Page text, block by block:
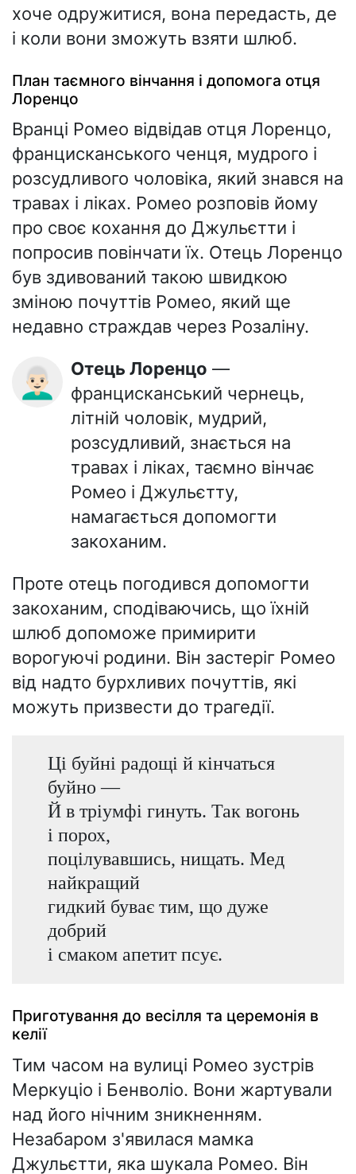
хоче одружитися, вона передасть, де
і коли вони зможуть взяти шлюб.
План таємного вінчання і допомога отця
Лоренцо
Вранці Ромео відвідав отця Лоренцо,
францисканського ченця, мудрого і
розсудливого чоловіка, який знався на
травах і ліках. Ромео розповів йому
про своє кохання до Джульєтти і
попросив повінчати їх. Отець Лоренцо
був здивований такою швидкою
зміною почуттів Ромео, який ще
недавно страждав через Розаліну.
👨🏻‍🦳 Отець Лоренцо —
францисканський чернець,
літній чоловік, мудрий,
розсудливий, знається на
травах і ліках, таємно вінчає
Ромео і Джульєтту,
намагається допомогти
закоханим.
Проте отець погодився допомогти
закоханим, сподіваючись, що їхній
шлюб допоможе примирити
ворогуючі родини. Він застеріг Ромео
від надто бурхливих почуттів, які
можуть призвести до трагедії.
Ці буйні радощі й кінчаться
буйно —
Й в тріумфі гинуть. Так вогонь
і порох,
поцілувавшись, нищать. Мед
найкращий
гидкий буває тим, що дуже
добрий
і смаком апетит псує.
Приготування до весілля та церемонія в
келії
Тим часом на вулиці Ромео зустрів
Меркуціо і Бенволіо. Вони жартували
над його нічним зникненням.
Незабаром з'явилася мамка
Джульєтти, яка шукала Ромео. Він